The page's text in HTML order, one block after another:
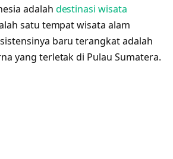
adalah destinasi wisata
satu tempat wisata alam
baru terangkat adalah
yang terletak di Pulau Sumatera.